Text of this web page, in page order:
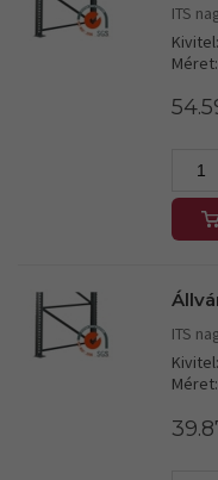
ITS
ITS